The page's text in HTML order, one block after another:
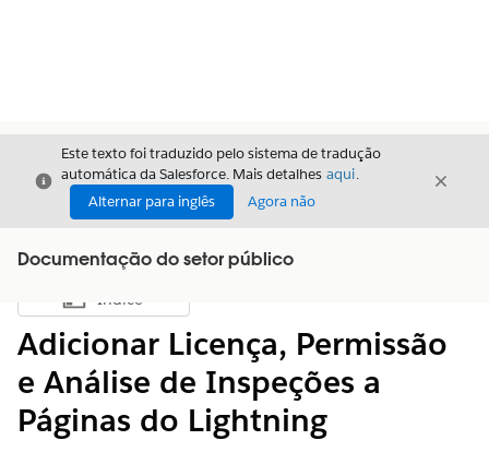
Fechar
Este texto foi traduzido pelo sistema de tradução
automática da Salesforce. Mais detalhes aqui.
Alternar para inglês
Agora não
Fechar
Documentação do setor público
Mostrar índice
Índice
Adicionar Licença, Permissão
e Análise de Inspeções a
Páginas do Lightning